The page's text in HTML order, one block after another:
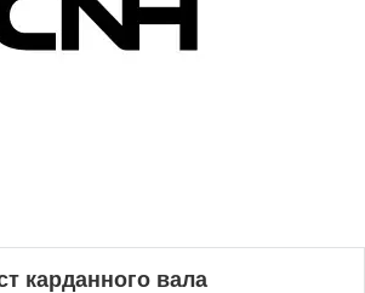
карданного вала